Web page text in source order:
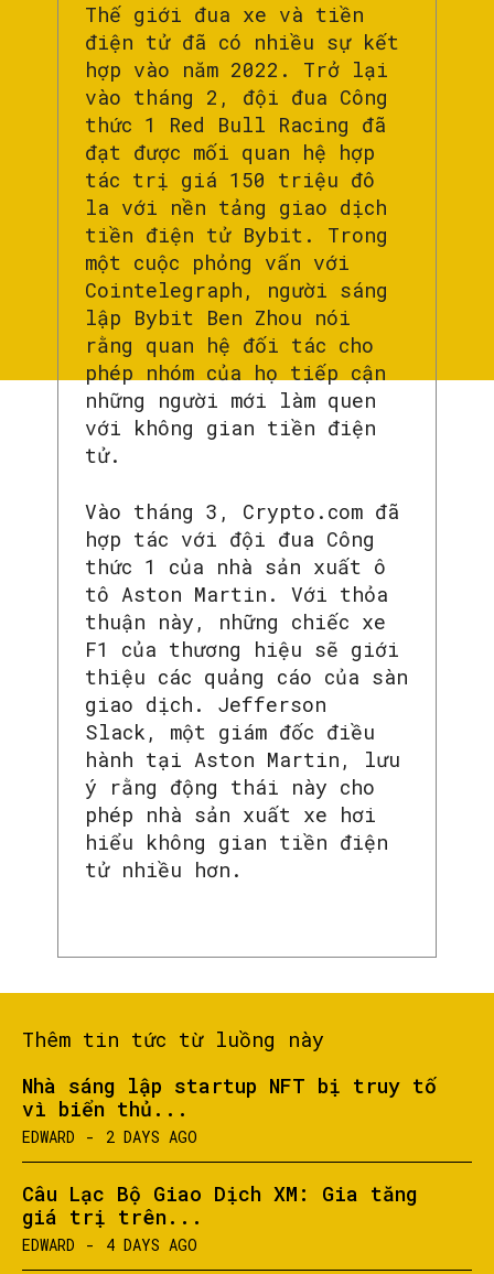
Thế giới đua xe và tiền
điện tử đã có nhiều sự kết
hợp vào năm 2022. Trở lại
vào tháng 2, đội đua Công
thức 1 Red Bull Racing đã
đạt được mối quan hệ hợp
tác trị giá 150 triệu đô
la với nền tảng giao dịch
tiền điện tử Bybit. Trong
một cuộc phỏng vấn với
Cointelegraph, người sáng
lập Bybit Ben Zhou nói
rằng quan hệ đối tác cho
phép nhóm của họ tiếp cận
những người mới làm quen
với không gian tiền điện
tử.
Vào tháng 3, Crypto.com đã
hợp tác với đội đua Công
thức 1 của nhà sản xuất ô
tô Aston Martin. Với thỏa
thuận này, những chiếc xe
F1 của thương hiệu sẽ giới
thiệu các quảng cáo của sàn
giao dịch. Jefferson
Slack, một giám đốc điều
hành tại Aston Martin, lưu
ý rằng động thái này cho
phép nhà sản xuất xe hơi
hiểu không gian tiền điện
tử nhiều hơn.
Thêm tin tức từ luồng này
Nhà sáng lập startup NFT bị truy tố
vì biển thủ...
EDWARD - 2 DAYS AGO
Câu Lạc Bộ Giao Dịch XM: Gia tăng
giá trị trên...
EDWARD - 4 DAYS AGO